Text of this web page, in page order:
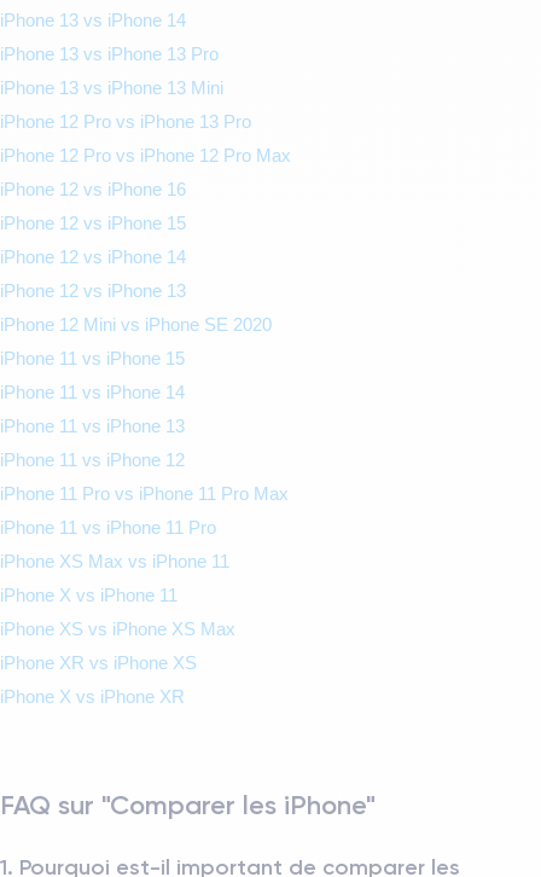
iPhone 13 vs iPhone 14
iPhone 13 vs iPhone 13 Pro
iPhone 13 vs iPhone 13 Mini
iPhone 12 Pro vs iPhone 13 Pro
iPhone 12 Pro vs iPhone 12 Pro Max
iPhone 12 vs iPhone 16
iPhone 12 vs iPhone 15
iPhone 12 vs iPhone 14
iPhone 12 vs iPhone 13
iPhone 12 Mini vs iPhone SE 2020
iPhone 11 vs iPhone 15
iPhone 11 vs iPhone 14
iPhone 11 vs iPhone 13
iPhone 11 vs iPhone 12
iPhone 11 Pro vs iPhone 11 Pro Max
iPhone 11 vs iPhone 11 Pro
iPhone XS Max vs iPhone 11
iPhone X vs iPhone 11
iPhone XS vs iPhone XS Max
iPhone XR vs iPhone XS
iPhone X vs iPhone XR
FAQ sur "Comparer les iPhone"
1. Pourquoi est-il important de comparer les